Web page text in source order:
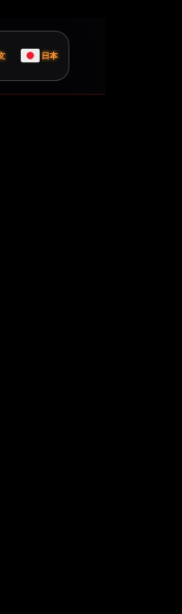
日本